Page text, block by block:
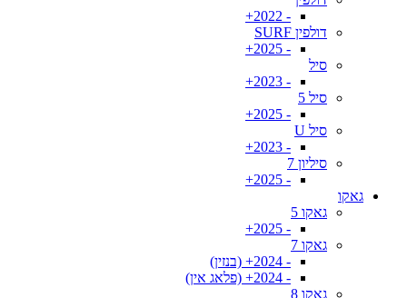
- 2022+
דולפין SURF
- 2025+
סיל
- 2023+
סיל 5
- 2025+
סיל U
- 2023+
סיליון 7
- 2025+
גאקו
גאקו 5
- 2025+
גאקו 7
- 2024+ (בנזין)
- 2024+ (פלאג אין)
גאקו 8